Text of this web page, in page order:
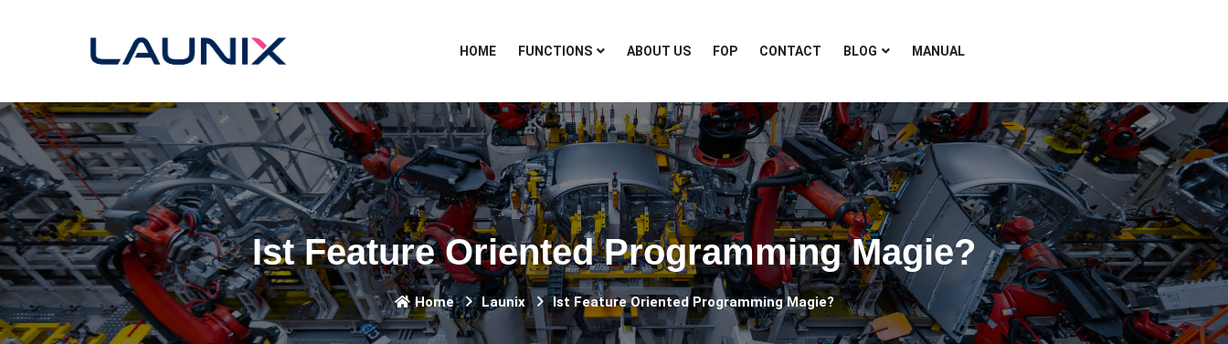
HOME FUNCTIONS ABOUT US FOP CONTACT BLOG MANUAL
Ist Feature Oriented Programming Magie?
Home Launix Ist Feature Oriented Programming Magie?